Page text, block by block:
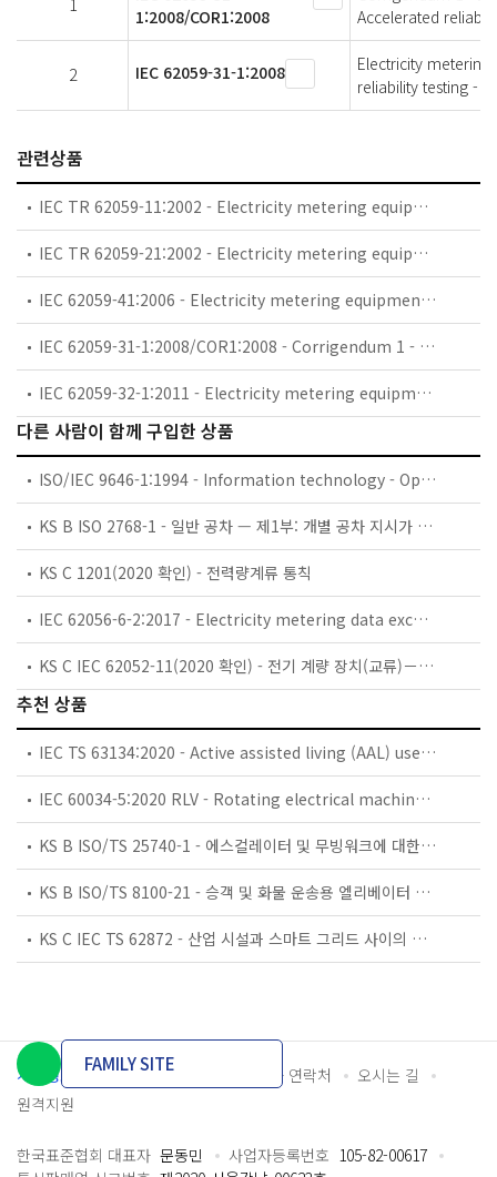
1:2008/COR1:2008
Accelerated
2 IEC 62059-31-1:2008
Electricity metering
reliability testing -
관련상품
IEC TR 62059-11:2002 - Electricity metering equipment - Dependability - Part 11: General concepts
IEC TR 62059-21:2002 - Electricity metering equipment - Dependability - Part 21: Collection of meter dependability data from the field
IEC 62059-41:2006 - Electricity metering equipment - Dependability - Part 41: Reliability prediction
IEC 62059-31-1:2008/COR1:2008 - Corrigendum 1 - Electricity metering equipment - Dependability - Part 31-1: Accelerated reliability testing - Elevated temperature and humidity
IEC 62059-32-1:2011 - Electricity metering equipment - Dependability - Part 32-1: Durability - Testing of the stability of metrological characteristics by applying elevated temperature
다른 사람이 함께 구입한 상품
ISO/IEC 9646-1:1994 - Information technology - Open Systems Interconnection - Conformance testing methodology and framework - Part 1: General concepts
KS B ISO 2768-1 - 일반 공차 — 제1부: 개별 공차 지시가 없는 선 치수와 각도 치수에 대한 공차
KS C 1201(2020 확인) - 전력량계류 통칙
IEC 62056-6-2:2017 - Electricity metering data exchange - The DLMS/COSEM suite - Part 6-2: COSEM interface classes
KS C IEC 62052-11(2020 확인) - 전기 계량 장치(교류)－시험과 시험 조건을 위한 일반 요구 조건－제11부：계량 장치
추천 상품
IEC TS 63134:2020 - Active assisted living (AAL) use cases
IEC 60034-5:2020 RLV - Rotating electrical machines - Part 5: Degrees of protection provided by the integral design of rotating electrical machines (IP code) - Classification
KS B ISO/TS 25740-1 - 에스컬레이터 및 무빙워크에 대한 안전요건 — 제1부: 세계공통 필수 안전요건(GESRs)
KS B ISO/TS 8100-21 - 승객 및 화물 운송용 엘리베이터 —제21부: 세계공통 필수안전요건(GESRs)을 충족하는 세계공통 안전 파라미터(GSPs)
KS C IEC TS 62872 - 산업 시설과 스마트 그리드 사이의 산업 공정 측정, 제어 및 자동화 시스템 인터페이스
개인정보처리방침 이용약관 담당자 연락처
오시는 길
원격지원
FAMILY SITE
한국표준협회 대표자 문동민 사업자등록번호 105-82-00617